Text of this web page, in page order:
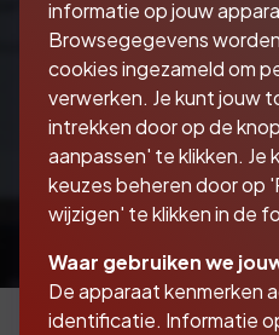
informatie op jouw
Browsegegevens
cookies ingezameld om
verwerken. Je kunt jouw
intrekken door op de
aanpassen' te klikken. Je
keuzes beheren door op
wijzigen' te klikken in de
Waar gebruiken we
De apparaat kenmerken
identificatie. Informatie